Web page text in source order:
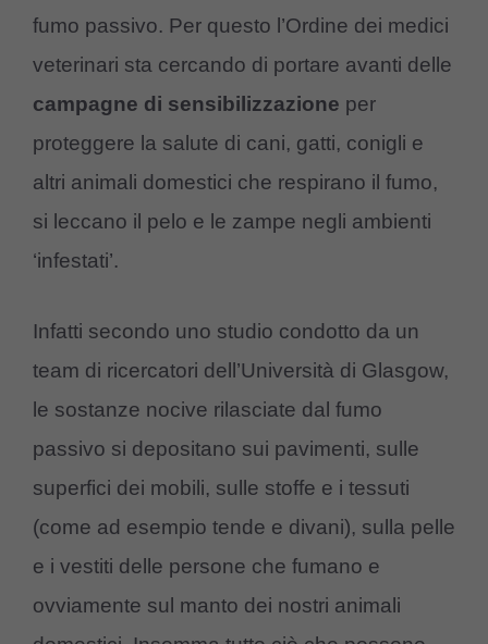
fumo passivo. Per questo l’Ordine dei medici
veterinari sta cercando di portare avanti delle
campagne di sensibilizzazione per
proteggere la salute di cani, gatti, conigli e
altri animali domestici che respirano il fumo,
si leccano il pelo e le zampe negli ambienti
‘infestati’.
Infatti secondo uno studio condotto da un
team di ricercatori dell’Università di Glasgow,
le sostanze nocive rilasciate dal fumo
passivo si depositano sui pavimenti, sulle
superfici dei mobili, sulle stoffe e i tessuti
(come ad esempio tende e divani), sulla pelle
e i vestiti delle persone che fumano e
ovviamente sul manto dei nostri animali